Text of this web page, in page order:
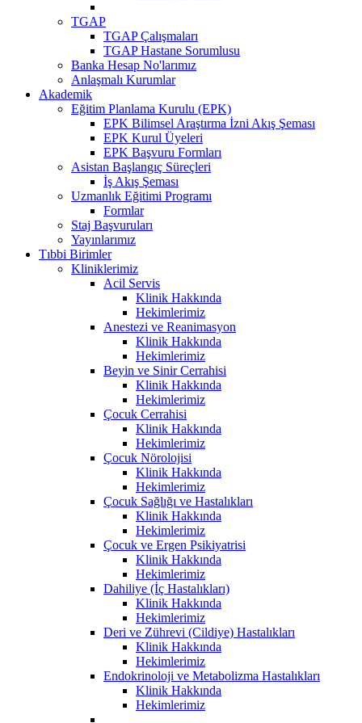
TGAP
TGAP Çalışmaları
TGAP Hastane Sorumlusu
Banka Hesap No'larımız
Anlaşmalı Kurumlar
Akademik
Eğitim Planlama Kurulu (EPK)
EPK Bilimsel Araştırma İzni Akış Şeması
EPK Kurul Üyeleri
EPK Başvuru Formları
Asistan Başlangıç Süreçleri
İş Akış Şeması
Uzmanlık Eğitimi Programı
Formlar
Staj Başvuruları
Yayınlarımız
Tıbbi Birimler
Kliniklerimiz
Acil Servis
Klinik Hakkında
Hekimlerimiz
Anestezi ve Reanimasyon
Klinik Hakkında
Hekimlerimiz
Beyin ve Sinir Cerrahisi
Klinik Hakkında
Hekimlerimiz
Çocuk Cerrahisi
Klinik Hakkında
Hekimlerimiz
Çocuk Nörolojisi
Klinik Hakkında
Hekimlerimiz
Çocuk Sağlığı ve Hastalıkları
Klinik Hakkında
Hekimlerimiz
Çocuk ve Ergen Psikiyatrisi
Klinik Hakkında
Hekimlerimiz
Dahiliye (İç Hastalıkları)
Klinik Hakkında
Hekimlerimiz
Deri ve Zührevi (Cildiye) Hastalıkları
Klinik Hakkında
Hekimlerimiz
Endokrinoloji ve Metabolizma Hastalıkları
Klinik Hakkında
Hekimlerimiz